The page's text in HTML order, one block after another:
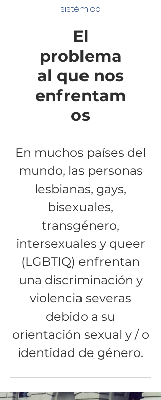
sistémico.
El
problema
al que nos
enfrentam
os
En muchos países del
mundo, las personas
lesbianas, gays,
bisexuales,
transgénero,
intersexuales y queer
(LGBTIQ) enfrentan
una discriminación y
violencia severas
debido a su
orientación sexual y / o
identidad de género.